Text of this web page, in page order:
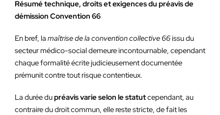
Résumé technique, droits et exigences du préavis de
démission Convention 66
En bref, la maîtrise de la convention collective 66issu du
secteur médico-social demeure incontournable, cependant
chaque formalité écrite judicieusement documentée
prémunit contre tout risque contentieux.
La durée dupréavis varie selon le statutcependant, au
contraire du droit commun, elle reste stricte, de fait les